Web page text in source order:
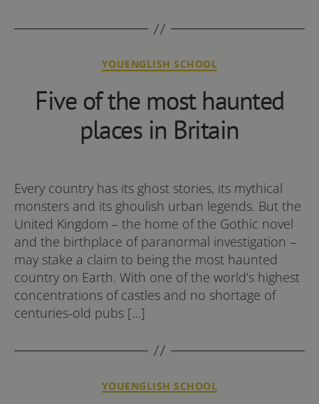
Kategorie
YOUENGLISH SCHOOL
Five of the most haunted
places in Britain
Every country has its ghost stories, its mythical
monsters and its ghoulish urban legends. But the
United Kingdom – the home of the Gothic novel
and the birthplace of paranormal investigation –
may stake a claim to being the most haunted
country on Earth. With one of the world’s highest
concentrations of castles and no shortage of
centuries-old pubs […]
Kategorie
YOUENGLISH SCHOOL